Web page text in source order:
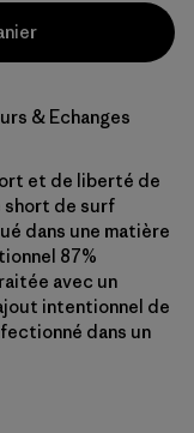
& Echanges
et de liberté de
short de surf
dans une matière
87%
avec un
intentionnel de
dans un